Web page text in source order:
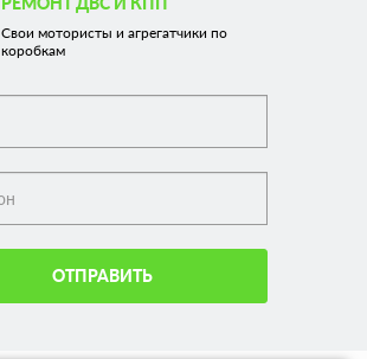
Свои мотористы и агрегатчики по
коробкам
ОТПРАВИТЬ